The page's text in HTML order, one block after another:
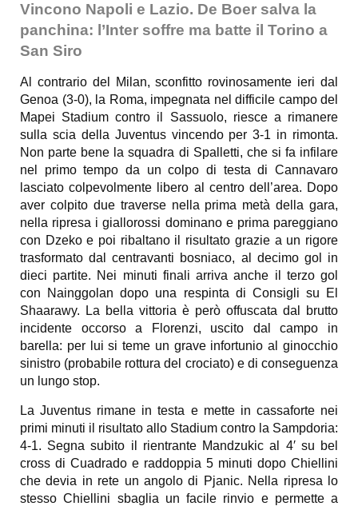
Vincono Napoli e Lazio. De Boer salva la
panchina: l’Inter soffre ma batte il Torino a
San Siro
Al contrario del Milan, sconfitto rovinosamente ieri dal
Genoa (3-0), la Roma, impegnata nel difficile campo del
Mapei Stadium contro il Sassuolo, riesce a rimanere
sulla scia della Juventus vincendo per 3-1 in rimonta.
Non parte bene la squadra di Spalletti, che si fa infilare
nel primo tempo da un colpo di testa di Cannavaro
lasciato colpevolmente libero al centro dell’area. Dopo
aver colpito due traverse nella prima metà della gara,
nella ripresa i giallorossi dominano e prima pareggiano
con Dzeko e poi ribaltano il risultato grazie a un rigore
trasformato dal centravanti bosniaco, al decimo gol in
dieci partite. Nei minuti finali arriva anche il terzo gol
con Nainggolan dopo una respinta di Consigli su El
Shaarawy. La bella vittoria è però offuscata dal brutto
incidente occorso a Florenzi, uscito dal campo in
barella: per lui si teme un grave infortunio al ginocchio
sinistro (probabile rottura del crociato) e di conseguenza
un lungo stop.
La Juventus rimane in testa e mette in cassaforte nei
primi minuti il risultato allo Stadium contro la Sampdoria:
4-1. Segna subito il rientrante Mandzukic al 4′ su bel
cross di Cuadrado e raddoppia 5 minuti dopo Chiellini
che devia in rete un angolo di Pjanic. Nella ripresa lo
stesso Chiellini sbaglia un facile rinvio e permette a